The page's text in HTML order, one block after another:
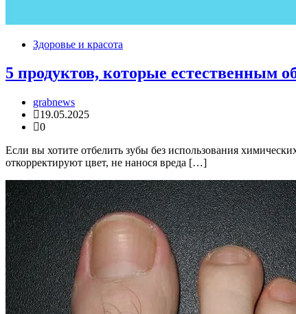
Здоровье и красота
5 продуктов, которые естественным
grabnews
19.05.2025
0
Если вы хотите отбелить зубы без использования
откорректируют цвет, не нанося вреда […]